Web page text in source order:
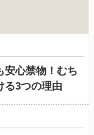
安心禁物！むち
る3つの理由